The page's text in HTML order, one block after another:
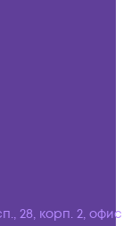
28, корп. 2,